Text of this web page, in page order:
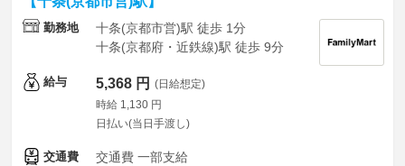
勤務地
十条(京都市営)駅 徒歩 1分
十条(京都府・近鉄線)駅 徒歩 9分
給与 5,368 円 (日給想定)
時給 1,130 円
日払い(当日手渡し)
交通費 交通費 一部支給